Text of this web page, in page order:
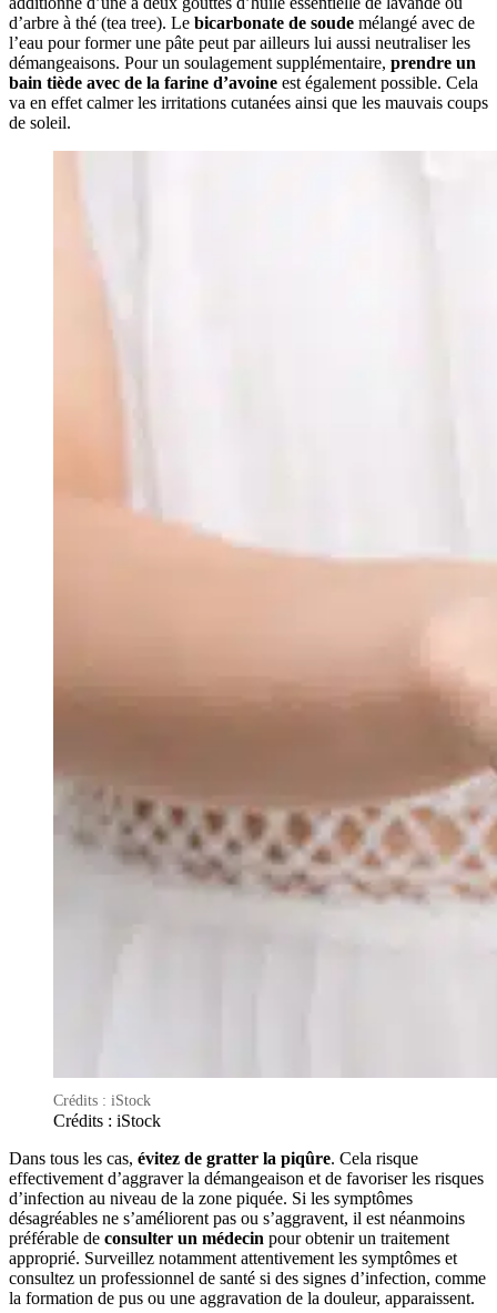
d’arbre à thé (tea tree). Le bicarbonate de soude mélangé avec de
l’eau pour former une pâte peut par ailleurs lui aussi neutraliser les
démangeaisons. Pour un soulagement supplémentaire, prendre un
bain tiède avec de la farine d’avoine est également possible. Cela
va en effet calmer les irritations cutanées ainsi que les mauvais coups
de soleil.
Crédits : iStock
Crédits : iStock
Dans tous les cas, évitez de gratter la piqûre. Cela risque
effectivement d’aggraver la démangeaison et de favoriser les risques
d’infection au niveau de la zone piquée. Si les symptômes
désagréables ne s’améliorent pas ou s’aggravent, il est néanmoins
préférable de consulter un médecin pour obtenir un traitement
approprié. Surveillez notamment attentivement les symptômes et
consultez un professionnel de santé si des signes d’infection, comme
la formation de pus ou une aggravation de la douleur, apparaissent.